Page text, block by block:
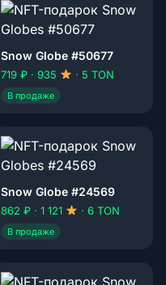
Snow Globe #50677
719 ₽ · 935 · 5 TON
В продаже
Snow Globe #24569
862 ₽ · 1 121 · 6 TON
В продаже